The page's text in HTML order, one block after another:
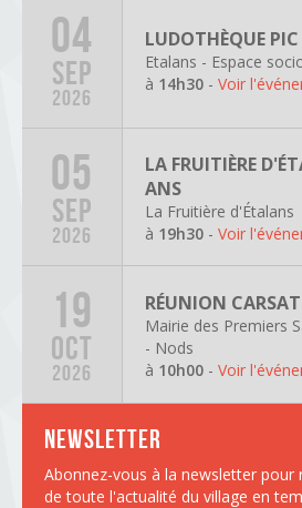
04
SEP
2026
LUDOTHÈQUE
Etalans - Espace
à 14h30 - Voir
05
SEP
2026
LA FRUITIÈRE
ANS
La Fruitière d'Étalans
à 19h30 - Voir
19
OCT
2026
RÉUNION CARSAT
Mairie des Premiers
- Nods
à 10h00 - Voir
Newsletter
Abonnez-vous à la newsletter pour
de toute l'actualité du village en